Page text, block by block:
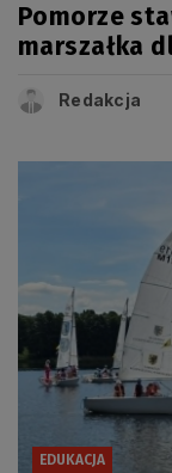
Pomorze
marszałka
Redakcja
EDUKACJA